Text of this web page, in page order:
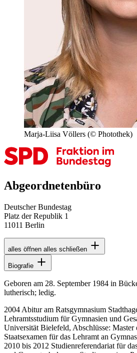
Marja-Liisa Völlers (© Photothek)
Abgeordnetenbüro
Deutscher Bundestag
Platz der Republik 1
11011 Berlin
alles öffnen alles schließen
Biografie
Geboren am 28. September 1984 in
lutherisch; ledig.
2004 Abitur am Ratsgymnasium
Lehramtsstudium für Gymnasien und
Universität Bielefeld, Abschlüsse: Master
Staatsexamen für das Lehramt an
2010 bis 2012 Studienreferendariat für